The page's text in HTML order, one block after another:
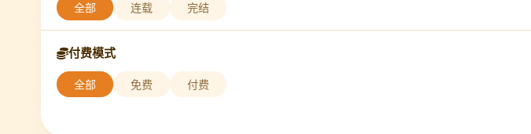
全部 连载 完结
付费模式
全部 免费 付费